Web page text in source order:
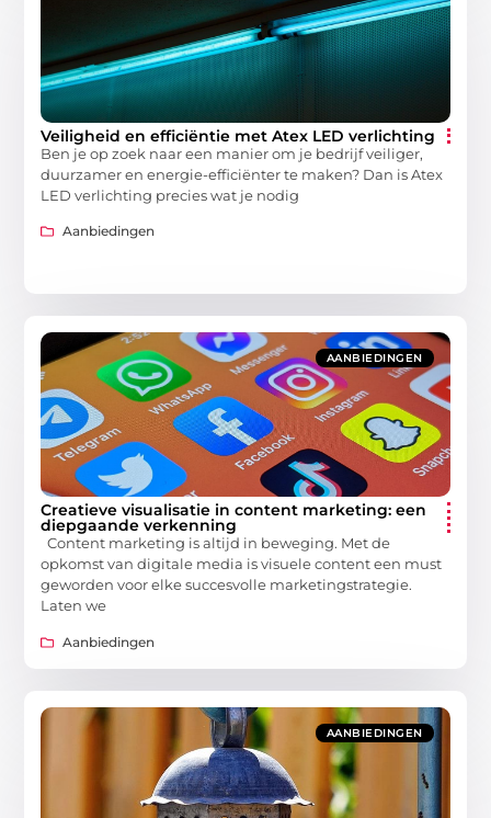
Veiligheid en efficiëntie met Atex LED verlichting
Ben je op zoek naar een manier om je bedrijf veiliger,
duurzamer en energie-efficiënter te maken? Dan is Atex
LED verlichting precies wat je nodig
Aanbiedingen
AANBIEDINGEN
Creatieve visualisatie in content marketing: een
diepgaande verkenning
Content marketing is altijd in beweging. Met de
opkomst van digitale media is visuele content een must
geworden voor elke succesvolle marketingstrategie.
Laten we
Aanbiedingen
AANBIEDINGEN